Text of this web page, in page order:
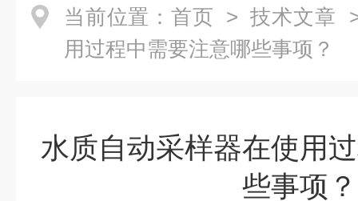
当前位置： 首页 > 技术文章
用过程中需要注意哪些事项？
水质自动采样器在使用
些事项？